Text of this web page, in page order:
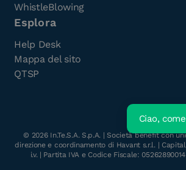
WhistleBlowing
Esplora
Help Desk
Mappa del sito
QTSP
© 2026In.Te.S.A. S.p.A. | Società benefit con
direzione e coordinamento di Havant s.r.l. |
i.v. | Partita IVA e Codice Fiscale: 05262890014
Ciao,